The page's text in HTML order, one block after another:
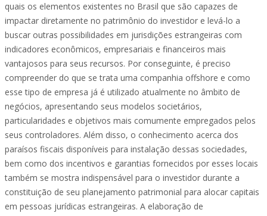
quais os elementos existentes no Brasil que são capazes de
impactar diretamente no patrimônio do investidor e levá-lo a
buscar outras possibilidades em jurisdições estrangeiras com
indicadores econômicos, empresariais e financeiros mais
vantajosos para seus recursos. Por conseguinte, é preciso
compreender do que se trata uma companhia offshore e como
esse tipo de empresa já é utilizado atualmente no âmbito de
negócios, apresentando seus modelos societários,
particularidades e objetivos mais comumente empregados pelos
seus controladores. Além disso, o conhecimento acerca dos
paraísos fiscais disponíveis para instalação dessas sociedades,
bem como dos incentivos e garantias fornecidos por esses locais
também se mostra indispensável para o investidor durante a
constituição de seu planejamento patrimonial para alocar capitais
em pessoas jurídicas estrangeiras. A elaboração de